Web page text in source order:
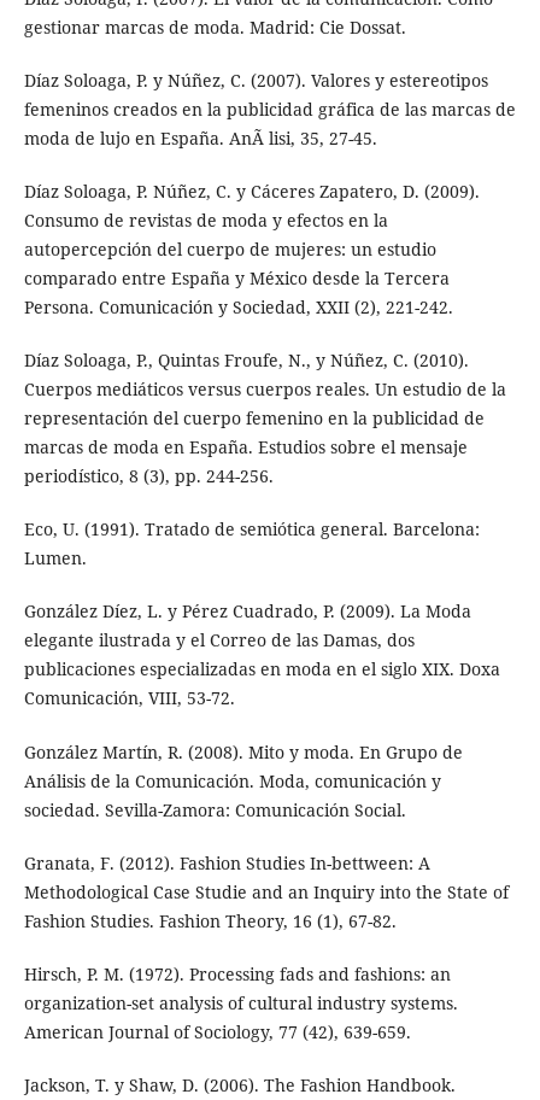
gestionar marcas de moda. Madrid: Cie Dossat.
Díaz Soloaga, P. y Núñez, C. (2007). Valores y estereotipos
femeninos creados en la publicidad gráfica de las marcas de
moda de lujo en España. AnÃ lisi, 35, 27-45.
Díaz Soloaga, P. Núñez, C. y Cáceres Zapatero, D. (2009).
Consumo de revistas de moda y efectos en la
autopercepción del cuerpo de mujeres: un estudio
comparado entre España y México desde la Tercera
Persona. Comunicación y Sociedad, XXII (2), 221-242.
Díaz Soloaga, P., Quintas Froufe, N., y Núñez, C. (2010).
Cuerpos mediáticos versus cuerpos reales. Un estudio de la
representación del cuerpo femenino en la publicidad de
marcas de moda en España. Estudios sobre el mensaje
periodístico, 8 (3), pp. 244-256.
Eco, U. (1991). Tratado de semiótica general. Barcelona:
Lumen.
González Díez, L. y Pérez Cuadrado, P. (2009). La Moda
elegante ilustrada y el Correo de las Damas, dos
publicaciones especializadas en moda en el siglo XIX. Doxa
Comunicación, VIII, 53-72.
González Martín, R. (2008). Mito y moda. En Grupo de
Análisis de la Comunicación. Moda, comunicación y
sociedad. Sevilla-Zamora: Comunicación Social.
Granata, F. (2012). Fashion Studies In-bettween: A
Methodological Case Studie and an Inquiry into the State of
Fashion Studies. Fashion Theory, 16 (1), 67-82.
Hirsch, P. M. (1972). Processing fads and fashions: an
organization-set analysis of cultural industry systems.
American Journal of Sociology, 77 (42), 639-659.
Jackson, T. y Shaw, D. (2006). The Fashion Handbook.